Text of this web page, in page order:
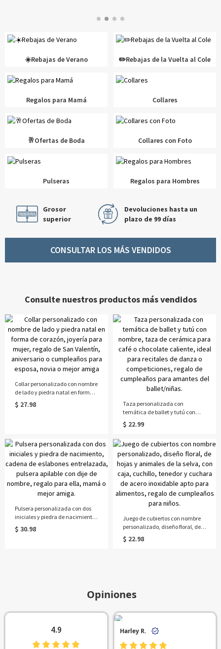
☀️Rebajas de Verano ✏️Rebajas de la Vuelta al Cole
Regalos para Mamá Collares
🥂Ofertas de Boda Collares con Foto
Pulseras Regalos para Hombres
Grosor
superior
Devoluciones hasta un
plazo de 99 días
CONSULTAR LOS MÁS VENDIDOS
Consulte nuestros productos más vendidos
Collar personalizado con nombre
de lado y piedra natal en forma
de corazón, joyería para mujer,
regalo de San Valentín,
$ 27.98
Taza personalizada con
temática de ballet y tutú con
nombre, taza de cerámica para
café o chocolate caliente, ideal
competiciones, regalo de
cumpleaños para amantes del
ballet/niñas.
$ 22.99
Pulsera personalizada con dos
iniciales y piedra de nacimiento,
cadena de eslabones
entrelazada, pulsera apilable
$ 30.98
Juego de cubiertos con nombre
personalizado, diseño floral, de
hojas y animales de la selva, con
caja, cuchillo, tenedor y cuchara
$ 22.98
Opiniones
4.9 Harley R.